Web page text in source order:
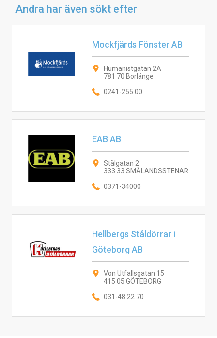
Andra har även sökt efter
Mockfjärds Fönster AB
Humanistgatan 2A
781 70 Borlänge
0241-255 00
EAB AB
Stålgatan 2
333 33 SMÅLANDSSTENAR
0371-34000
Hellbergs Ståldörrar i
Göteborg AB
Von Utfallsgatan 15
415 05 GÖTEBORG
031-48 22 70